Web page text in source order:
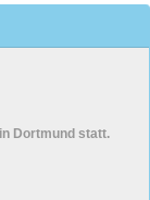
Dortmund statt.